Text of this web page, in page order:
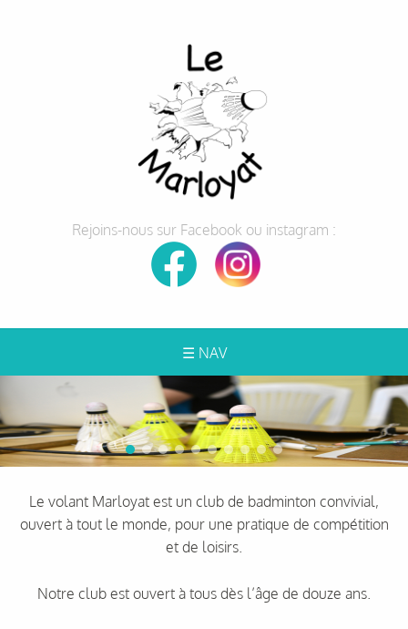
Rejoins-nous sur Facebook ou instagram :
☰ NAV
Le volant Marloyat est un club de badminton convivial,
ouvert à tout le monde, pour une pratique de compétition
et de loisirs.
Notre club est ouvert à tous dès l’âge de douze ans.